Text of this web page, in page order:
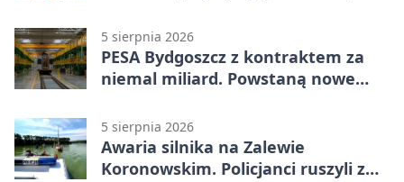
5 sierpnia 2026
PESA Bydgoszcz z kontraktem za
niemal miliard. Powstaną nowe
5 sierpnia 2026
Awaria silnika na Zalewie
Koronowskim. Policjanci ruszyli z